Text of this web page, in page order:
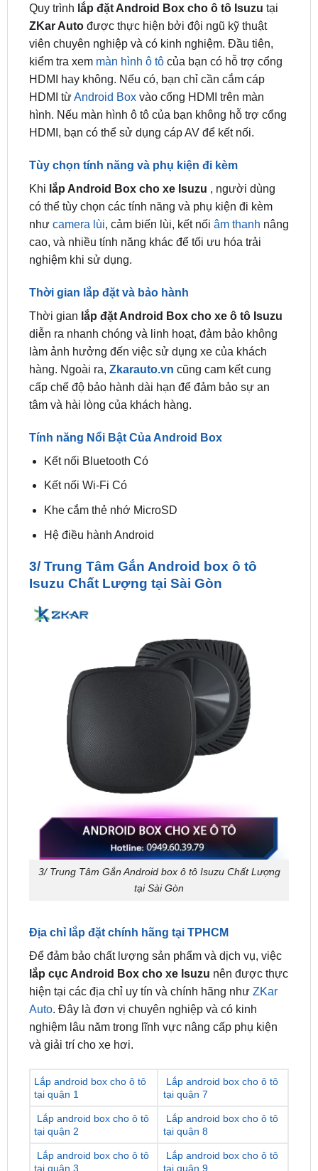
viên chuyên nghiệp và có kinh nghiệm. Đầu tiên,
kiểm tra xemmàn hình ô tôcủa bạn có hỗ trợ cổng
HDMI hay không. Nếu có, bạn chỉ cần cắm cáp
HDMI từAndroid Boxvào cổng HDMI trên màn
hình. Nếu màn hình ô tô của bạn không hỗ trợ cổng
HDMI, bạn có thể sử dụng cáp AV để kết nối.
Tùy chọn tính năng và phụ kiện đi kèm
có thể tùy chọn các tính năng và phụ kiện đi kèm
nhưcamera lùi, cảm biến lùi, kết nối âm thanhnâng
cao, và nhiều tính năng khác để tối ưu hóa trải
nghiệm khi sử dụng.
Thời gian lắp đặt và bảo hành
diễn ra nhanh chóng và linh hoạt, đảm bảo không
làm ảnh hưởng đến việc sử dụng xe của khách
hàng. Ngoài ra,Zkarauto.vncũng cam kết cung
cấp chế độ bảo hành dài hạn để đảm bảo sự an
tâm và hài lòng của khách hàng.
Tính năng Nổi Bật Của Android Box
3/ Trung Tâm Gắn Android box ô tô
3/ Trung Tâm Gắn Android box ô tô Isuzu Chất Lượng
tại Sài Gòn
Địa chỉ lắp đặt chính hãng tại TPHCM
lắp cục Android Box cho xe Isuzunên được thực
hiện tại các địa chỉ uy tín và chính hãng nhưZKar
Auto. Đây là đơn vị chuyên nghiệp và có kinh
nghiệm lâu năm trong lĩnh vực nâng cấp phụ kiện
và giải trí cho xe hơi.
Lắp android box cho ô tô
Lắp android box cho ô tô
tại quận 2
Lắp android box cho ô tô
tại quận 8
Lắp android box cho ô tô
tại quận 3
Lắp android box cho ô tô
tại quận 9
Lắp android box cho ô tô
tại quận 4
Lắp android box cho ô tô
tại quận 10